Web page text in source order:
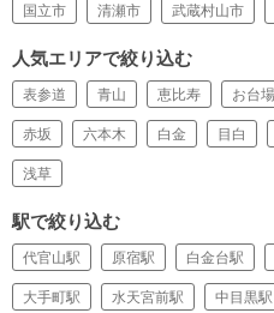
国立市 清瀬市 武蔵村山市
人気エリアで絞り込む
表参道 青山 恵比寿 お台場
赤坂 六本木 白金 目白
浅草
駅で絞り込む
代官山駅 原宿駅 白金台駅
大手町駅 水天宮前駅 中目黒駅